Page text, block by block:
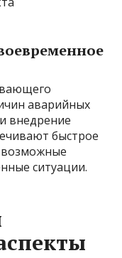
аварийных
внедрение
быстрое
возможные
ситуации.